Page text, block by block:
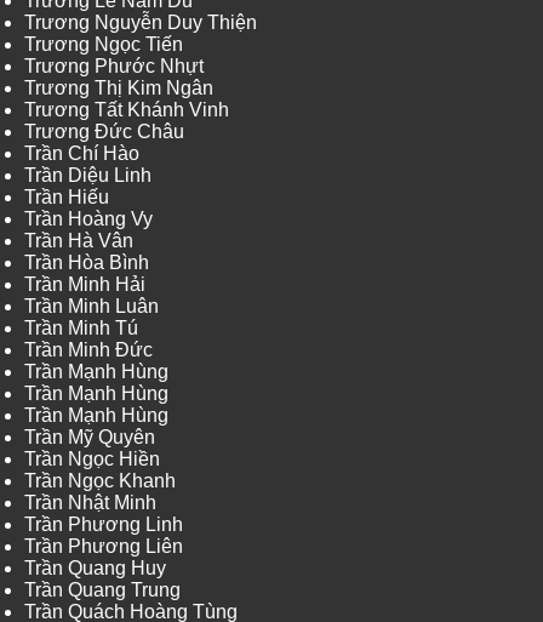
Trương Nguyễn Duy Thiện
Trương Ngọc Tiến
Trương Phước Nhựt
Trương Thị Kim Ngân
Trương Tất Khánh Vinh
Trương Đức Châu
Trần Chí Hào
Trần Diệu Linh
Trần Hiếu
Trần Hoàng Vy
Trần Hà Vân
Trần Hòa Bình
Trần Minh Hải
Trần Minh Luân
Trần Minh Tú
Trần Minh Đức
Trần Mạnh Hùng
Trần Mạnh Hùng
Trần Mạnh Hùng
Trần Mỹ Quyên
Trần Ngọc Hiền
Trần Ngọc Khanh
Trần Nhật Minh
Trần Phương Linh
Trần Phương Liên
Trần Quang Huy
Trần Quang Trung
Trần Quách Hoàng Tùng